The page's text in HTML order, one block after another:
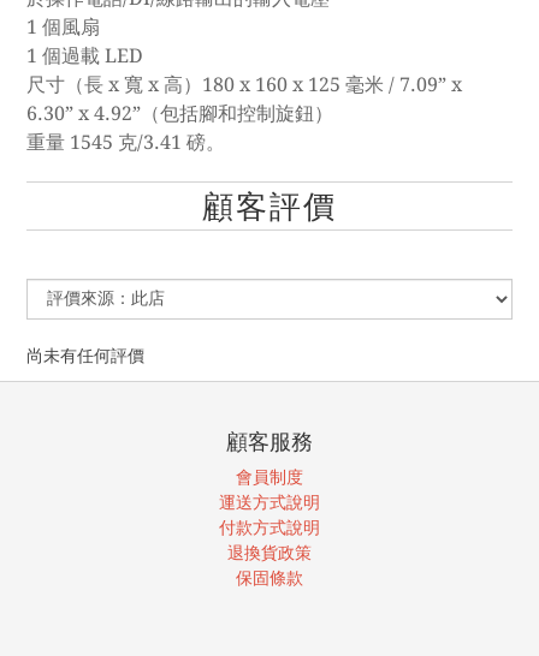
1 個風扇
1 個過載 LED
尺寸（長 x 寬 x 高）180 x 160 x 125 毫米 / 7.09” x
6.30” x 4.92”（包括腳和控制旋鈕）
重量 1545 克/3.41 磅。
顧客評價
尚未有任何評價
顧客服務
會員制度
運送方式說明
付款方式說明
退換貨政策
保固條款